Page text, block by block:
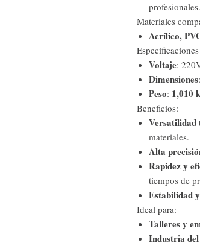
profesionales.
Materiales
Acrílico,
Voltaje:
Dimensiones:
Peso: 1,010
Beneficios:
Versatilidad
materiales.
Alta
Rapidez y
tiempos de
Estabilidad
Ideal para:
Talleres y
Industria del